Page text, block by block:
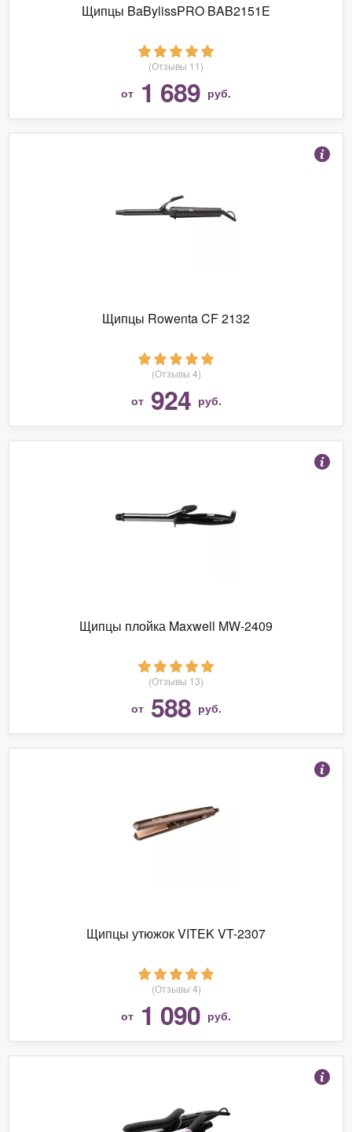
Щипцы BaBylissPRO BAB2151E
(Отзывы 11)
от 1 689 руб.
Щипцы Rowenta CF 2132
(Отзывы 4)
от 924 руб.
Щипцы плойка Maxwell MW-2409
(Отзывы 13)
от 588 руб.
Щипцы утюжок VITEK VT-2307
(Отзывы 4)
от 1 090 руб.